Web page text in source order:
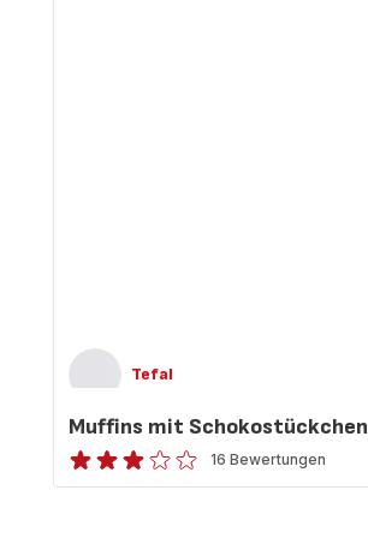
Tefal
Muffins mit Schokostückchen
ratings.2.9
16 Bewertungen